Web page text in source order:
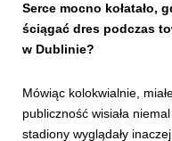
Serce mocno kołatało,
ściągać dres podczas
w Dublinie?
Mówiąc kolokwialnie,
publiczność wisiała
stadiony wyglądały